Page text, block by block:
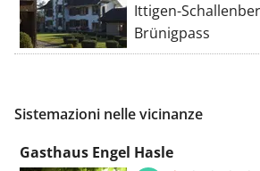
Ittigen-
Brünigpass
Sistemazioni nelle vicinanze
Gasthaus Engel Hasle